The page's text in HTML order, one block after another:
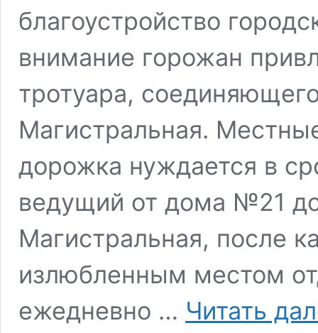
благоустройство
внимание горожан
тротуара,
Магистральная.
дорожка нуждается в
ведущий от дома №21
Магистральная, после
излюбленным местом
ежедневно … Читать